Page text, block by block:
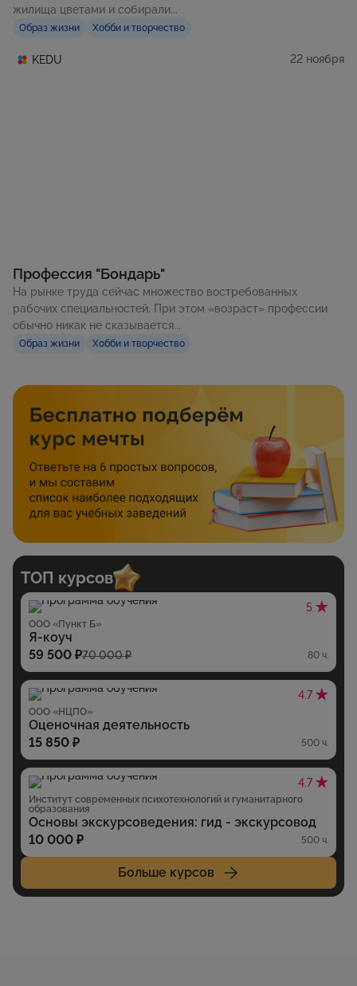
жилища цветами и собирали...
Образ жизни Хобби и творчество
KEDU 22 ноября
Профессия "Бондарь"
На рынке труда сейчас множество востребованных
рабочих специальностей. При этом «возраст» профессии
обычно никак не сказывается...
Образ жизни Хобби и творчество
ТОП курсов
5
ООО «Пункт Б»
Я-коуч
59 500 ₽70 000 ₽ 80 ч.
4.7
ООО «НЦПО»
Оценочная деятельность
15 850 ₽
500 ч.
4.7
Институт современных психотехнологий и гуманитарного
образования
Основы экскурсоведения: гид - экскурсовод
10 000 ₽
500 ч.
Больше курсов